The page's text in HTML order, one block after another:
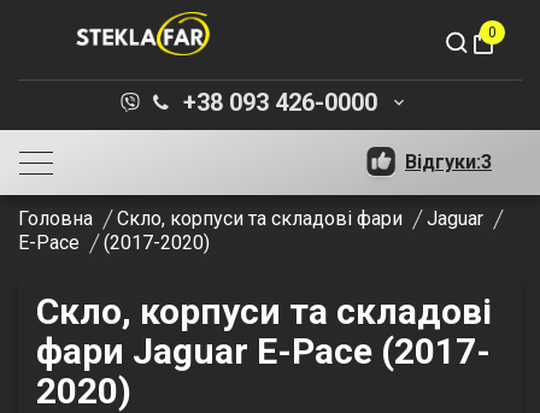
shopping_bag
0
+38 093 426-0000 keyboard_arrow_down
Відгуки:3
Головна Скло, корпуси та складові фари
Jaguar
E-Pace
(2017-2020)
Скло, корпуси та складові
фари Jaguar E-Pace (2017-
2020)